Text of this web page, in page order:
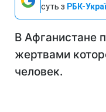
суть з РБК-
В Афганистане
жертвами
человек.